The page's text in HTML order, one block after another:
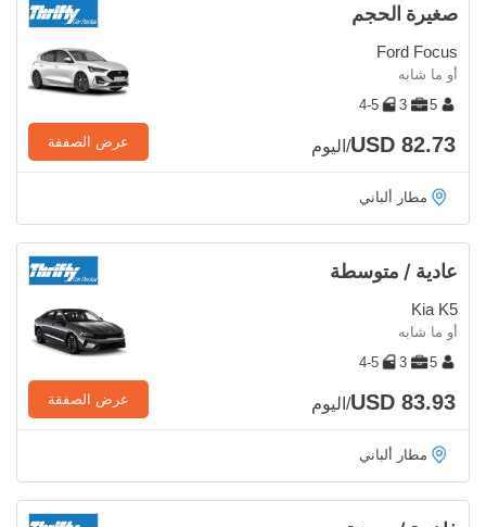
صغيرة الحجم
Ford Focus
أو ما شابه
5
3
4-5
USD 82.73/اليوم عرض الصفقة
مطار ألباني
عادية / متوسطة
Kia K5
أو ما شابه
5
3
4-5
USD 83.93/اليوم عرض الصفقة
مطار ألباني